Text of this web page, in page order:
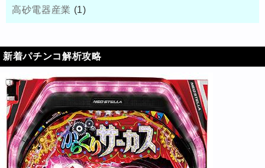
高砂電器産業 (1)
新着パチンコ解析攻略